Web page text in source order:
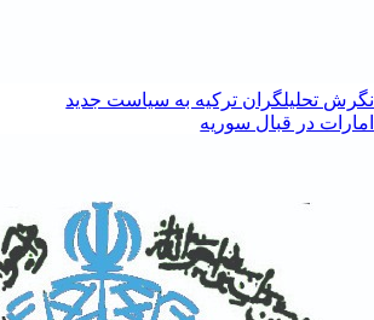
نگرش تحلیلگران ترکیه به سیاست جدید
امارات در قبال سوریه